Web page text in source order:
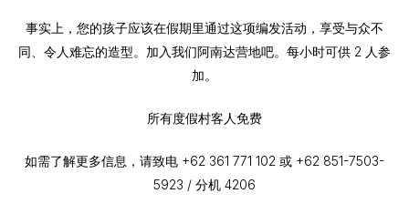
事实上，您的孩子应该在假期里通过这项编发活动，享受与众不
同、令人难忘的造型。加入我们阿南达营地吧。每小时可供 2 人参
加。
所有度假村客人免费
如需了解更多信息，请致电 +62 361 771 102 或 +62 851-7503-
5923 / 分机 4206